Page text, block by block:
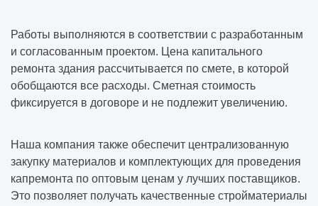
Работы выполняются в соответствии с разработанным
и согласованным проектом. Цена капитального
ремонта здания рассчитывается по смете, в которой
обобщаются все расходы. Сметная стоимость
фиксируется в договоре и не подлежит увеличению.
Наша компания также обеспечит централизованную
закупку материалов и комплектующих для проведения
капремонта по оптовым ценам у лучших поставщиков.
Это позволяет получать качественные стройматериалы